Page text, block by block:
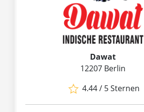
Dawat
12207 Berlin
4.44 / 5 Sternen